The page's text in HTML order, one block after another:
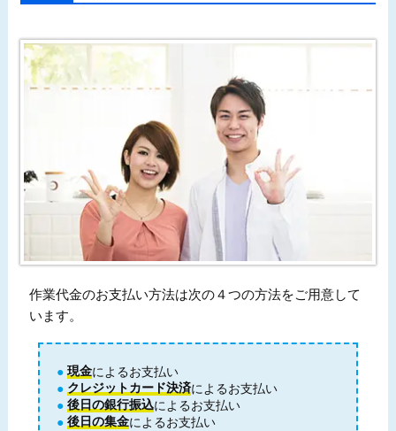
作業代金のお支払い方法は次の４つの方法をご用意して
います。
現金によるお支払い
クレジットカード決済によるお支払い
後日の銀行振込によるお支払い
後日の集金によるお支払い